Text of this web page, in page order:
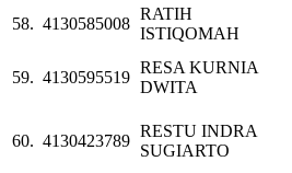
58. 4130585008
RATIH
ISTIQOMAH
59. 4130595519
RESA KURNIA
DWITA
60. 4130423789
RESTU INDRA
SUGIARTO